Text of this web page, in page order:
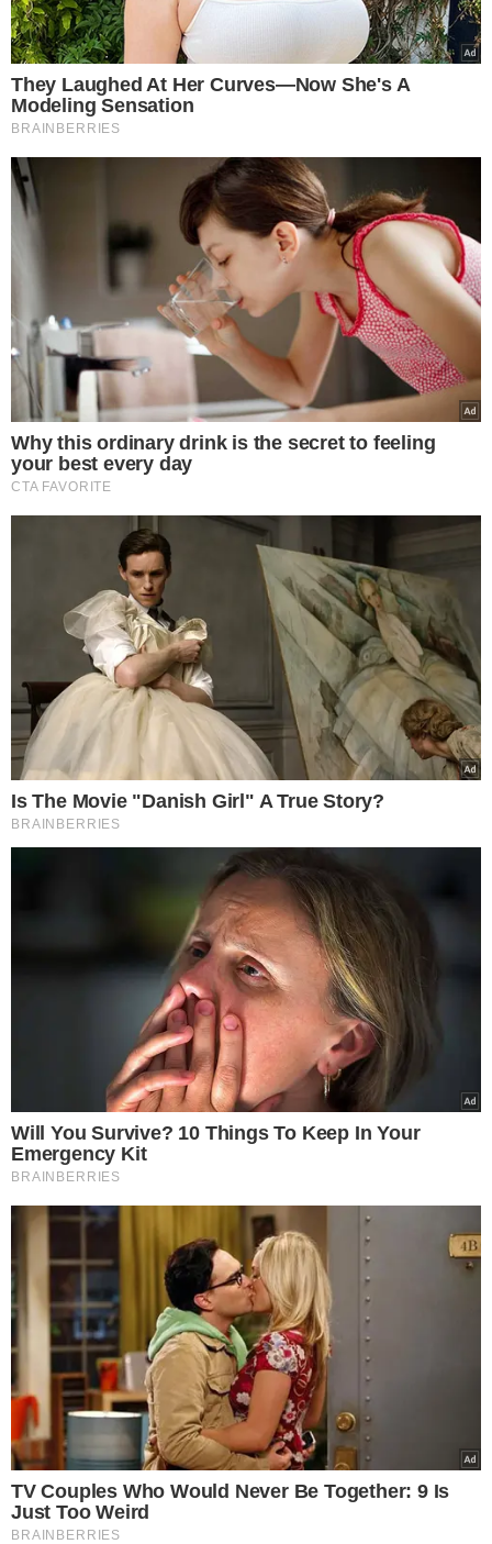
Senador se posiciona- "O que estamos testemunhando
com essas denúncias são suspeitas que afastam as
famílias de acompanharem uma paixão nacional",
afirmou o senador cearense. No requerimento
encaminhado à PF, os senadores destacam que a Polícia
Federal, devido à sua competência e imparcialidade, é a
instituição mais apropriada para conduzir essa
investigação, assegurando a transparência e eficácia do
processo.
MANIPULAÇÃO BRASILEIRÃO JOGOS
POLICIA FEDERAL SENADORES
VER COMENTÁRIOS
VEJA TAMBÉM
VALORES ASTRONÔMICOS
CR7 lidera lista dos
jogadores mais bem
pagos; veja valores de
Messi, Mbappé, Haaland
e Vini
VEJA MAIS NOTÍCIAS